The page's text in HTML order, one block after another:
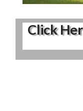
Click